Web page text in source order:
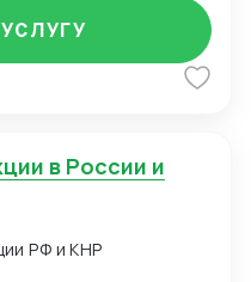
быстрое
15-20% от нашей
клиента,
РФ и КНР